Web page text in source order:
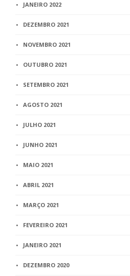
JANEIRO 2022
DEZEMBRO 2021
NOVEMBRO 2021
OUTUBRO 2021
SETEMBRO 2021
AGOSTO 2021
JULHO 2021
JUNHO 2021
MAIO 2021
ABRIL 2021
MARÇO 2021
FEVEREIRO 2021
JANEIRO 2021
DEZEMBRO 2020